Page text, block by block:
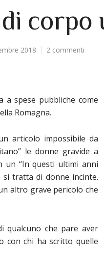
corpo
2018 2 commenti
a spese pubbliche come
Romagna.
articolo impossibile da
le donne gravide a
un “In questi ultimi anni
si tratta di donne incinte.
altro grave pericolo che
qualcuno che pare aver
con chi ha scritto quelle